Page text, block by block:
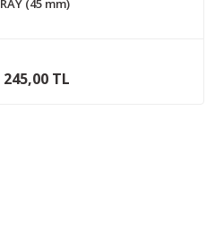
RAY (45 mm)
245,00 TL